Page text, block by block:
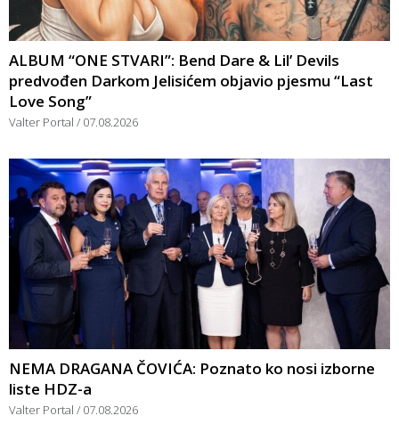
ALBUM “ONE STVARI”: Bend Dare & Lil’ Devils
predvođen Darkom Jelisićem objavio pjesmu “Last
Love Song”
Valter Portal 07.08.2026
NEMA DRAGANA ČOVIĆA: Poznato ko nosi izborne
liste HDZ-a
Valter Portal 07.08.2026